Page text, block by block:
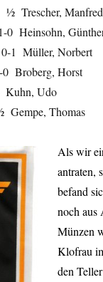
Manfred
Heinsohn,
Müller, Norbert
Broberg, Horst
Kuhn, Udo
Thomas
Als wir
antraten,
befand
noch aus
Münzen
Klofrau
den